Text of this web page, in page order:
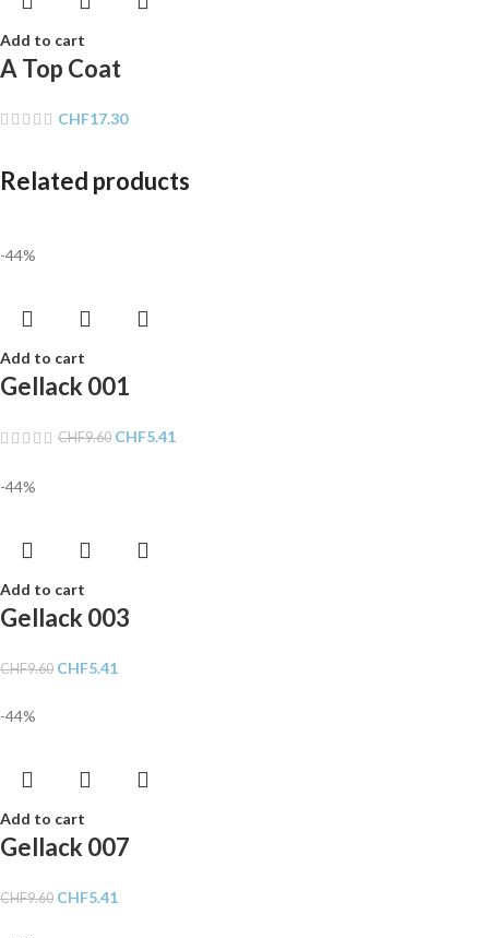
Add to cart
A Top Coat
CHF17.30
Related products
-44%
Add to cart
Gellack 001
CHF9.60 CHF5.41
-44%
Add to cart
Gellack 003
CHF9.60 CHF5.41
-44%
Add to cart
Gellack 007
CHF9.60 CHF5.41